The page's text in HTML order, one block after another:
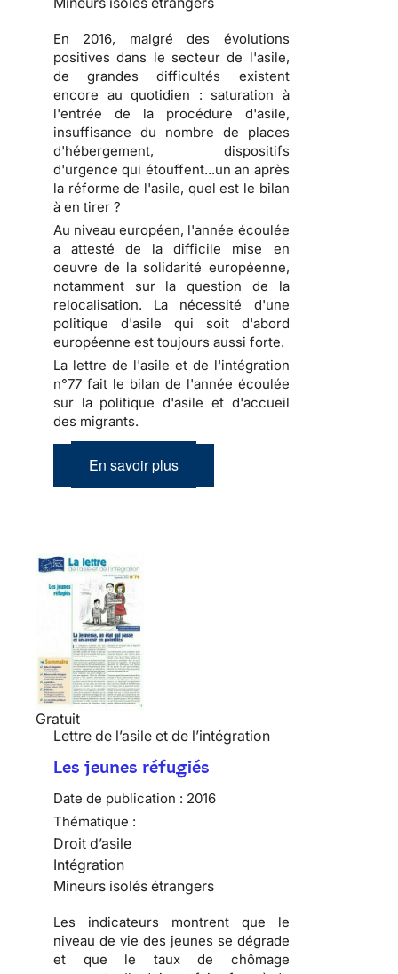
En 2016, malgré des évolutions
positives dans le secteur de l'asile,
de grandes difficultés existent
encore au quotidien : saturation à
l'entrée de la procédure d'asile,
insuffisance du nombre de places
d'hébergement, dispositifs
d'urgence qui étouffent...un an après
la réforme de l'asile, quel est le bilan
à en tirer ?
Au niveau européen, l'année écoulée
a attesté de la difficile mise en
oeuvre de la solidarité européenne,
notamment sur la question de la
relocalisation. La nécessité d'une
politique d'asile qui soit d'abord
européenne est toujours aussi forte.
La lettre de l'asile et de l'intégration
n°77 fait le bilan de l'année écoulée
sur la politique d'asile et d'accueil
des migrants.
En savoir plus
Gratuit
Lettre de l’asile et de l’intégration
Les jeunes réfugiés
Date de publication : 2016
Thématique :
Droit d’asile
Intégration
Mineurs isolés étrangers
Les indicateurs montrent que le
niveau de vie des jeunes se dégrade
et que le taux de chômage